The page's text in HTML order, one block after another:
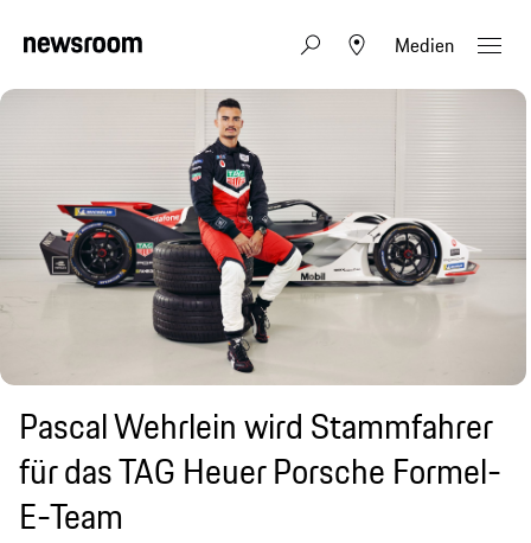
Medien
Pascal Wehrlein wird Stammfahrer
für das TAG Heuer Porsche Formel-
E-Team